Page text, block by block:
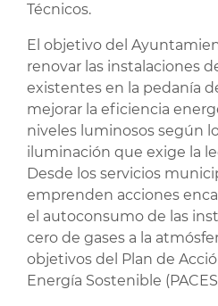
Técnicos.
El objetivo del
renovar las instalaciones
existentes en la pedanía
mejorar la eficiencia
niveles luminosos según
iluminación que exige la
Desde los servicios
emprenden acciones
el autoconsumo de las
cero de gases a la
objetivos del Plan de
Energía Sostenible